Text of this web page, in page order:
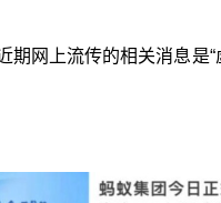
期网上流传的相关消息是